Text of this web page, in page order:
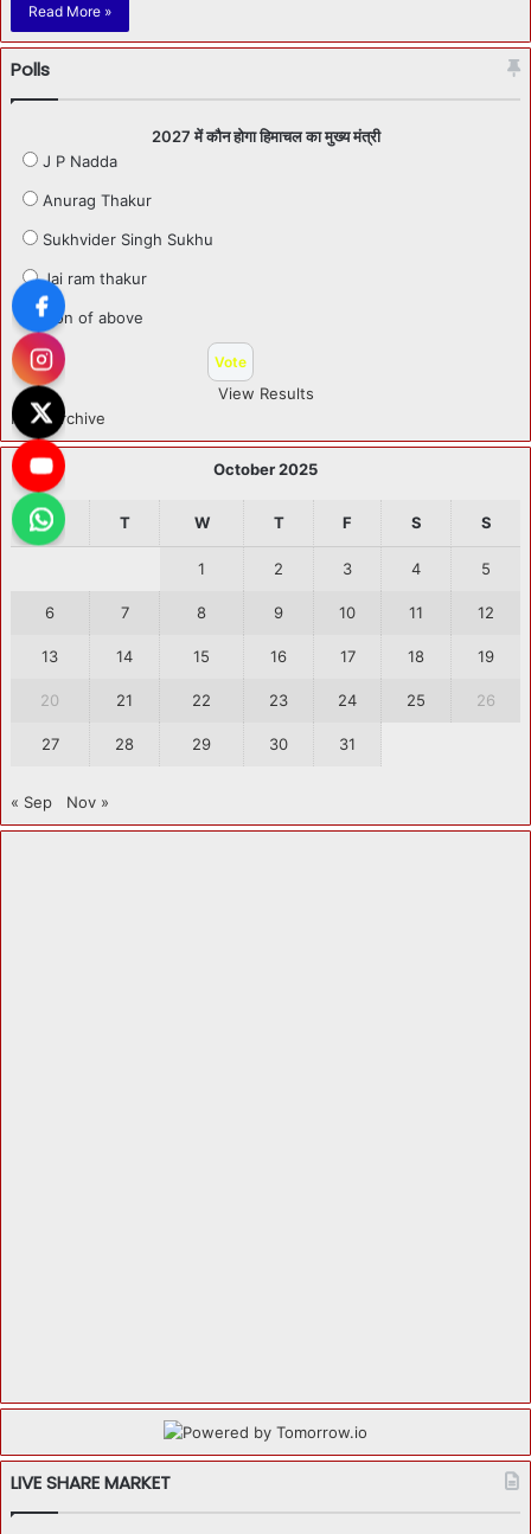
Read More »
Polls
2027 में कौन होगा हिमाचल का मुख्य मंत्री
J P Nadda
Anurag Thakur
Sukhvider Singh Sukhu
Jai ram thakur
Non of above
View Results
Polls Archive
October 2025
M T W T F S S
1 2 3 4 5
6 7 8 9 10 11 12
13 14 15 16 17 18 19
20 21 22 23 24 25 26
27 28 29 30 31
« Sep Nov »
LIVE SHARE MARKET